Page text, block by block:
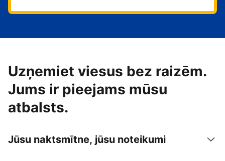
Uzņemiet viesus bez raizēm.
Jums ir pieejams mūsu
atbalsts.
Jūsu naktsmītne, jūsu noteikumi